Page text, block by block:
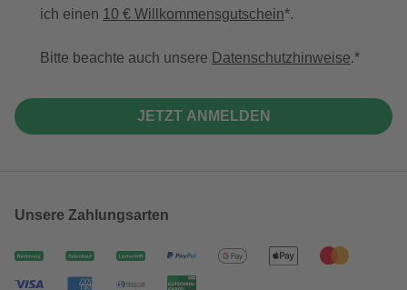
ich einen 10 € Willkommensgutschein*.
Bitte beachte auch unsere Datenschutzhinweise.
JETZT ANMELDEN
Unsere Zahlungsarten